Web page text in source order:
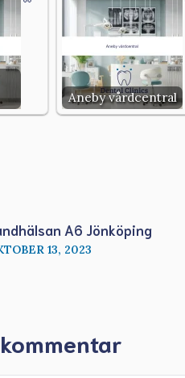
Aneby vårdcentral
A6 Jönköping
13, 2023